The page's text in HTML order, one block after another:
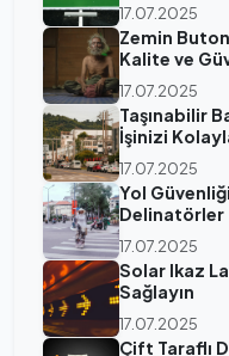
17.07.2025
Zemin
Kalite ve
17.07.2025
Taşınabilir
İşinizi
17.07.2025
Yol
Delinatörler
17.07.2025
Solar Ikaz
Sağlayın
17.07.2025
Çift Taraflı